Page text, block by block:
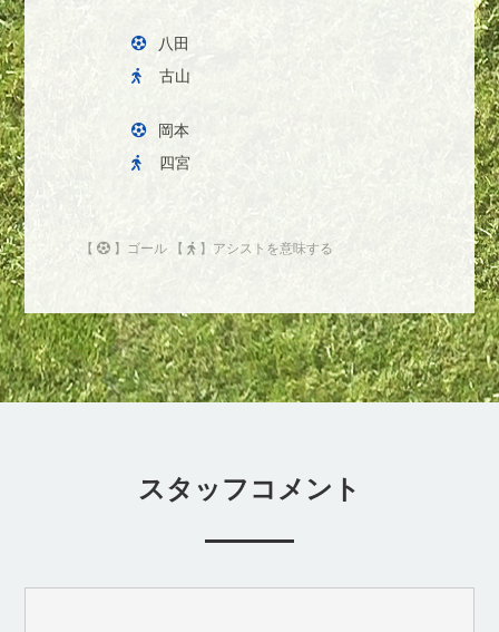
八田
古山
岡本
四宮
【 】ゴール 【 】アシストを意味する
スタッフコメント